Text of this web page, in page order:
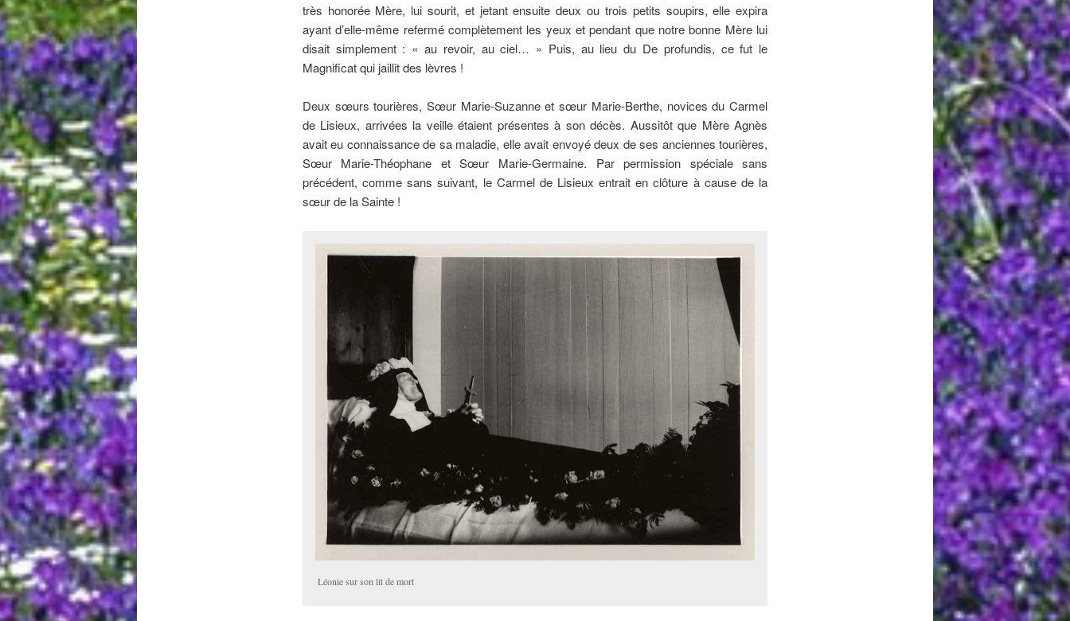
très honorée Mère, lui sourit, et jetant ensuite deux ou trois petits soupirs, elle expira
ayant d’elle-même refermé complètement les yeux et pendant que notre bonne Mère lui
disait simplement : « au revoir, au ciel… » Puis, au lieu du De profundis, ce fut le
Magnificat qui jaillit des lèvres !
Deux sœurs tourières, Sœur Marie-Suzanne et sœur Marie-Berthe, novices du Carmel
de Lisieux, arrivées la veille étaient présentes à son décès. Aussitôt que Mère Agnès
avait eu connaissance de sa maladie, elle avait envoyé deux de ses anciennes tourières,
Sœur Marie-Théophane et Sœur Marie-Germaine. Par permission spéciale sans
précédent, comme sans suivant, le Carmel de Lisieux entrait en clôture à cause de la
sœur de la Sainte !
Léonie sur son lit de mort